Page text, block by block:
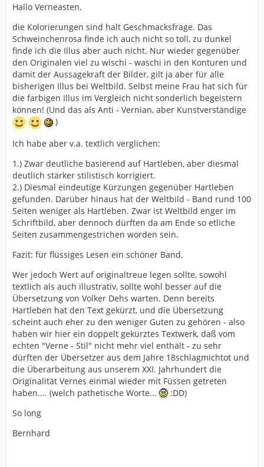
Hallo Verneasten,
die Kolorierungen sind halt Geschmacksfrage. Das
Schweinchenrosa finde ich auch nicht so toll, zu dunkel
finde ich die Illus aber auch nicht. Nur wieder gegenüber
den Originalen viel zu wischi - waschi in den Konturen und
damit der Aussagekraft der Bilder, gilt ja aber für alle
bisherigen Illus bei Weltbild. Selbst meine Frau hat sich für
die farbigen Illus im Vergleich nicht sonderlich begeistern
können! (Und das als Anti - Vernian, aber Kunstverständige
)
Ich habe aber v.a. textlich verglichen:
1.) Zwar deutliche basierend auf Hartleben, aber diesmal
deutlich stärker stilistisch korrigiert.
2.) Diesmal eindeutige Kürzungen gegenüber Hartleben
gefunden. Darüber hinaus hat der Weltbild - Band rund 100
Seiten weniger als Hartleben. Zwar ist Weltbild enger im
Schriftbild, aber dennoch dürften da am Ende so etliche
Seiten zusammengestrichen worden sein.
Fazit: für flüssiges Lesen ein schöner Band.
Wer jedoch Wert auf originaltreue legen sollte, sowohl
textlich als auch illustrativ, sollte wohl besser auf die
Übersetzung von Volker Dehs warten. Denn bereits
Hartleben hat den Text gekürzt, und die Übersetzung
scheint auch eher zu den weniger Guten zu gehören - also
haben wir hier ein doppelt gekürztes Textwerk, daß vom
echten "Verne - Stil" nicht mehr viel enthält - zu sehr
dürften der Übersetzer aus dem Jahre 18schlagmichtot und
die Überarbeitung aus unserem XXI. Jahrhundert die
Originalität Vernes einmal wieder mit Füssen getreten
haben.... (welch pathetische Worte...
:DD)
So long
Bernhard